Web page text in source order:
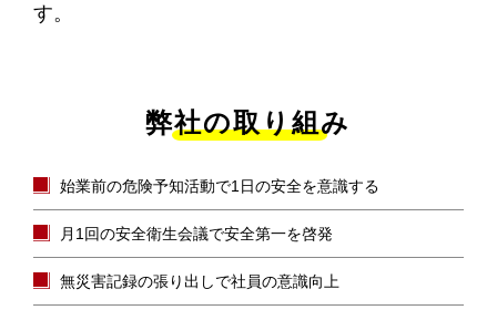
新着情報
す。
弊社の取り組み
始業前の危険予知活動で1日の安全を意識する
月1回の安全衛生会議で安全第一を啓発
無災害記録の張り出しで社員の意識向上